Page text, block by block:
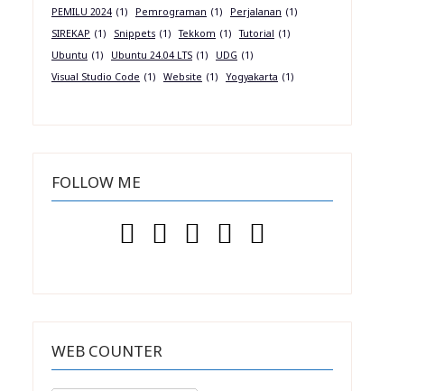
PEMILU 2024 (1) Pemrograman (1) Perjalanan (1)
SIREKAP (1) Snippets (1) Tekkom (1) Tutorial (1)
Ubuntu (1) Ubuntu 24.04 LTS (1) UDG (1)
Visual Studio Code (1) Website (1) Yogyakarta (1)
FOLLOW ME
WEB COUNTER